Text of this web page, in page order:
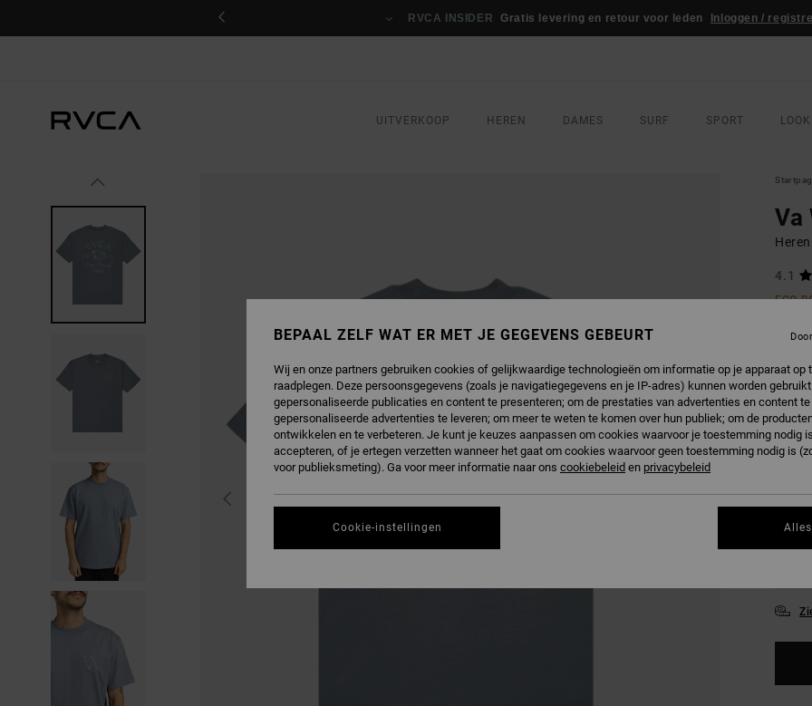
RVCA INSIDER Gratis levering en retour voor leden Inloggen /
UITVERKOOP HEREN DAMES SURF SPORT
Va
4.1
ECO-
€
SALE
BEPAAL ZELF WAT ER MET JE GEGEVENS GEBEURT
Wij en onze partners gebruiken cookies of gelijkwaardige technologieën om informatie op je apparaat op
raadplegen. Deze persoonsgegevens (zoals je navigatiegegevens en je IP-adres) kunnen worden
gepersonaliseerde publicaties en content te presenteren; om de prestaties van advertenties en content
gepersonaliseerde advertenties te leveren; om meer te weten te komen over hun publiek; om de
ontwikkelen en te verbeteren. Je kunt je keuzes aanpassen om cookies waarvoor je toestemming nodig
accepteren, of je ertegen verzetten wanneer het gaat om cookies waarvoor geen toestemming nodig is
voor publieksmeting). Ga voor meer informatie naar ons cookiebeleid en privacybeleid
Cookie-instellingen